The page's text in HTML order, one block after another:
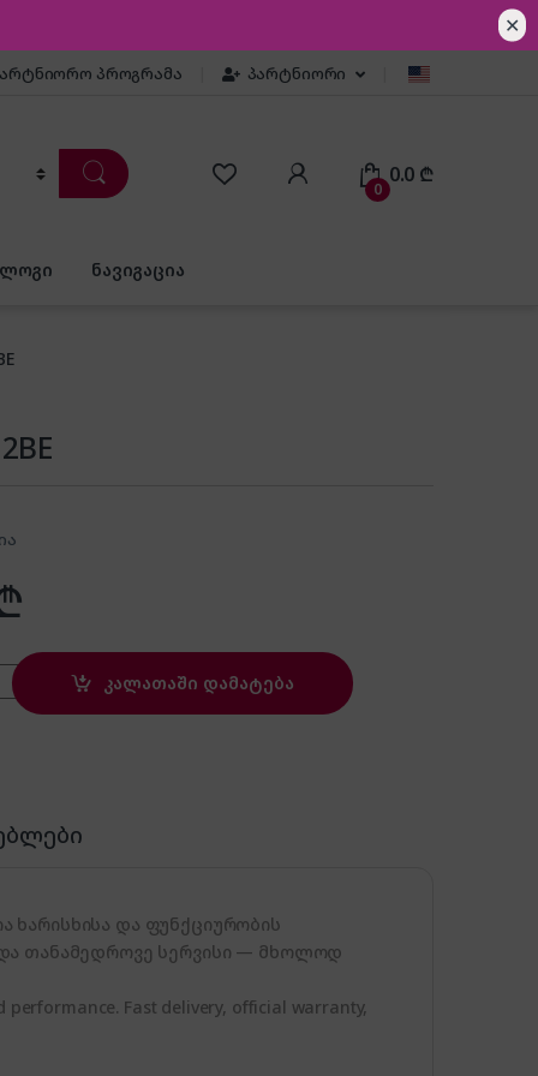
✕
პროგრამა პარტნიორი
0
0.0 ₾
ნავიგაცია
კალათაში დამატება
ხარისხისა და ფუნქციურობის
თანამედროვე სერვისი — მხოლოდ
Fast delivery, official warranty,